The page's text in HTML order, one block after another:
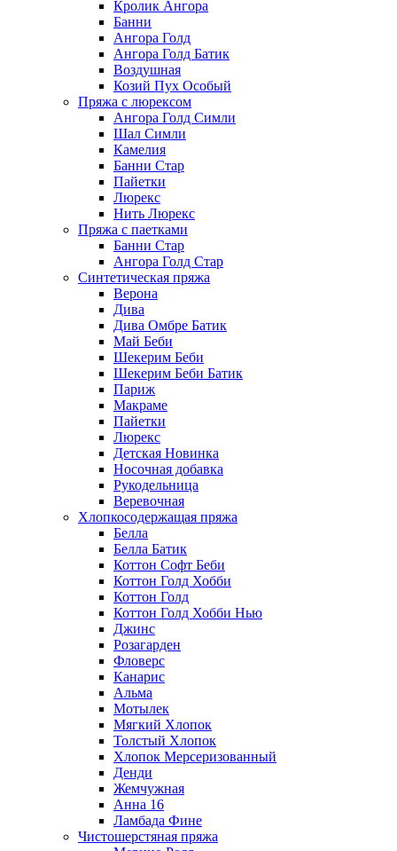
Кролик Ангора
Банни
Ангора Голд
Ангора Голд Батик
Воздушная
Козий Пух Особый
Пряжа с люрексом
Ангора Голд Симли
Шал Симли
Камелия
Банни Стар
Пайетки
Люрекс
Нить Люрекс
Пряжа с паетками
Банни Стар
Ангора Голд Стар
Синтетическая пряжа
Верона
Дива
Дива Омбре Батик
Май Беби
Шекерим Беби
Шекерим Беби Батик
Париж
Макраме
Пайетки
Люрекс
Детская Новинка
Носочная добавка
Рукодельница
Веревочная
Хлопкосодержащая пряжа
Белла
Белла Батик
Коттон Софт Беби
Коттон Голд Хобби
Коттон Голд
Коттон Голд Хобби Нью
Джинс
Розагарден
Фловерс
Канарис
Альма
Мотылек
Мягкий Хлопок
Толстый Хлопок
Хлопок Мерсеризованный
Денди
Жемчужная
Анна 16
Ламбада Фине
Чистошерстяная пряжа